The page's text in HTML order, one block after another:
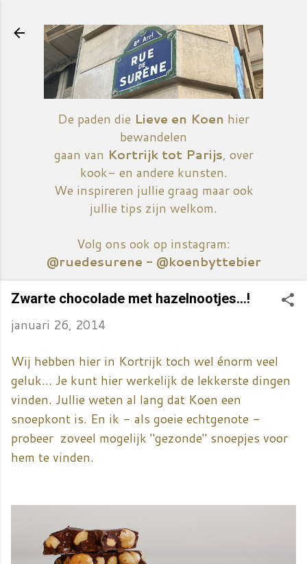
De paden die Lieve en Koen hier
bewandelen
gaan van Kortrijk tot Parijs, over
kook- en andere kunsten.
We inspireren jullie graag maar ook
jullie tips zijn welkom.
Volg ons ook op instagram:
@ruedesurene - @koenbyttebier
Zwarte chocolade met hazelnootjes...!
januari 26, 2014
Wij hebben hier in Kortrijk toch wel énorm veel
geluk... Je kunt hier werkelijk de lekkerste dingen
vinden. Jullie weten al lang dat Koen een
snoepkont is. En ik - als goeie echtgenote -
probeer zoveel mogelijk "gezonde" snoepjes voor
hem te vinden.